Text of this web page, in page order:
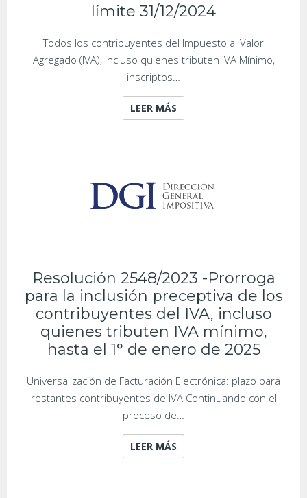
límite 31/12/2024
Todos los contribuyentes del Impuesto al Valor
Agregado (IVA), incluso quienes tributen IVA Mínimo,
inscriptos…
LEER MÁS
Resolución 2548/2023 -Prorroga
para la inclusión preceptiva de los
contribuyentes del IVA, incluso
quienes tributen IVA mínimo,
hasta el 1° de enero de 2025
Universalización de Facturación Electrónica: plazo para
restantes contribuyentes de IVA Continuando con el
proceso de…
LEER MÁS